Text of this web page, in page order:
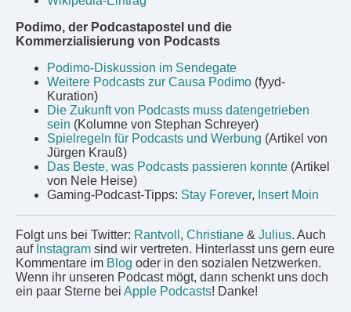
Podimo, der Podcastapostel und die
Kommerzialisierung von Podcasts
Podimo-Diskussion im Sendegate
Weitere Podcasts zur Causa Podimo (fyyd-
Kuration)
Die Zukunft von Podcasts muss datengetrieben
sein (Kolumne von Stephan Schreyer)
Spielregeln für Podcasts und Werbung (Artikel von
Jürgen Krauß)
Das Beste, was Podcasts passieren konnte (Artikel
von Nele Heise)
Gaming-Podcast-Tipps: Stay Forever, Insert Moin
Folgt uns bei Twitter: Rantvoll , Christiane & Julius. Auch
auf Instagram sind wir vertreten. Hinterlasst uns gern eure
Kommentare im Blog oder in den sozialen Netzwerken.
Wenn ihr unseren Podcast mögt, dann schenkt uns doch
ein paar Sterne bei Apple Podcasts! Danke!